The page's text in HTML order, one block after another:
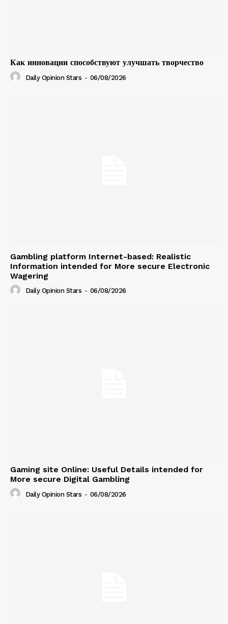
Как инновации способствуют улучшать творчество
Daily Opinion Stars - 06/08/2026
Gambling platform Internet-based: Realistic
Information intended for More secure Electronic
Wagering
Daily Opinion Stars - 06/08/2026
Gaming site Online: Useful Details intended for
More secure Digital Gambling
Daily Opinion Stars - 06/08/2026